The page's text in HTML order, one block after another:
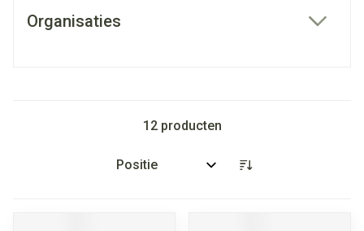
Organisaties
12producten
Sorteer op: